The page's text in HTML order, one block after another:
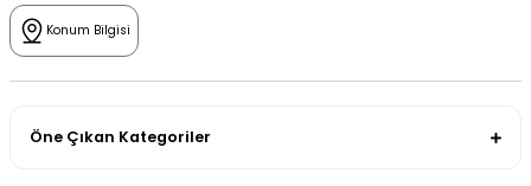
Konum Bilgisi
Öne Çıkan Kategoriler